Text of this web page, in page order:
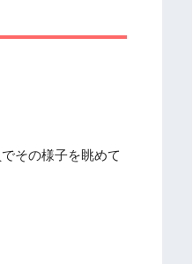
その様子を眺めて